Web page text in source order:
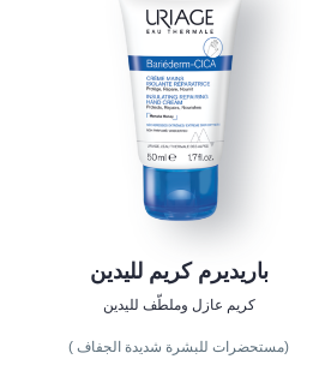
باريديرم كريم لليدين
كريم عازل وملطّف لليدين
(مستحضرات للبشرة شديدة الجفاف )